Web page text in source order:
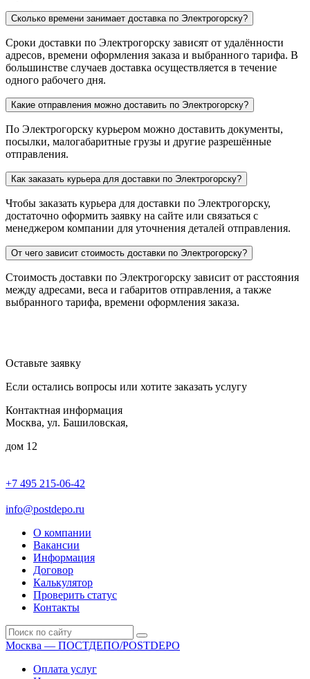
Сколько времени занимает доставка по Электрогорску?
Сроки доставки по Электрогорску зависят от удалённости
адресов, времени оформления заказа и выбранного тарифа. В
большинстве случаев доставка осуществляется в течение
одного рабочего дня.
Какие отправления можно доставить по Электрогорску?
По Электрогорску курьером можно доставить документы,
посылки, малогабаритные грузы и другие разрешённые
отправления.
Как заказать курьера для доставки по Электрогорску?
Чтобы заказать курьера для доставки по Электрогорску,
достаточно оформить заявку на сайте или связаться с
менеджером компании для уточнения деталей отправления.
От чего зависит стоимость доставки по Электрогорску?
Стоимость доставки по Электрогорску зависит от расстояния
между адресами, веса и габаритов отправления, а также
выбранного тарифа, времени оформления заказа.
Оставьте заявку
Если остались вопросы или хотите заказать услугу
Контактная информация
Москва, ул. Башиловская,
дом 12
+7 495 215-06-42
info@postdepo.ru
О компании
Вакансии
Информация
Договор
Калькулятор
Проверить статус
Контакты
Москва — ПОСТДЕПО/POSTDEPO
Оплата услуг